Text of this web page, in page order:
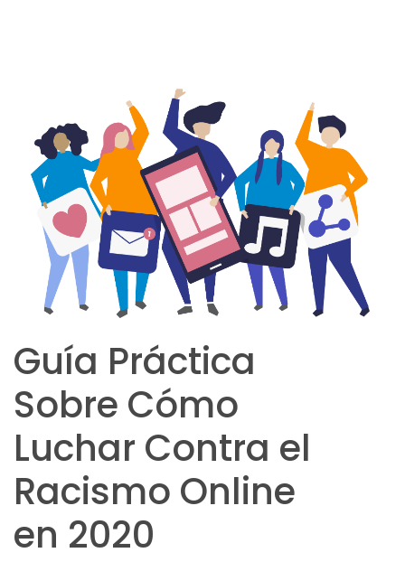
Guía Práctica
Sobre Cómo
Luchar Contra el
Racismo Online
en 2020